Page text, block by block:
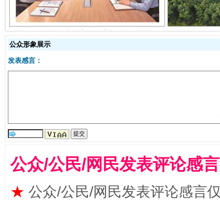
公众形象展示
发表感言：
公众/公民/网民发表评论感
★ 公众/公民/网民发表评论感言